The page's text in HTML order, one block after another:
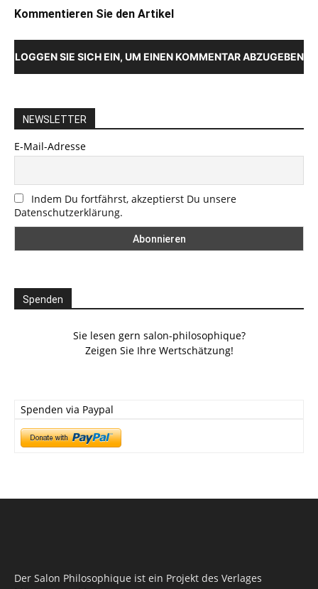
Kommentieren Sie den Artikel
LOGGEN SIE SICH EIN, UM EINEN KOMMENTAR ABZUGEBEN
NEWSLETTER
E-Mail-Adresse
Indem Du fortfährst, akzeptierst Du unsere
Datenschutzerklärung.
Spenden
Sie lesen gern salon-philosophique?
Zeigen Sie Ihre Wertschätzung!
Spenden via Paypal
Der Salon Philosophique ist ein Projekt des Verlages